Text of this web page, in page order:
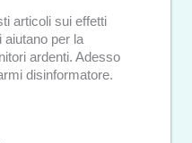
articoli sui effetti
aiutano per la
ardenti. Adesso
disinformatore.